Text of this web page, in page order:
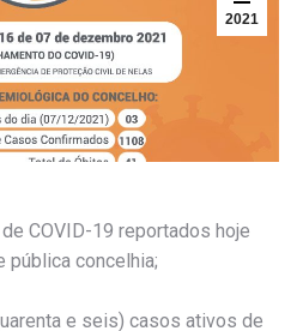
2021
COVID-19 reportados hoje
pública concelhia;
e seis) casos ativos de